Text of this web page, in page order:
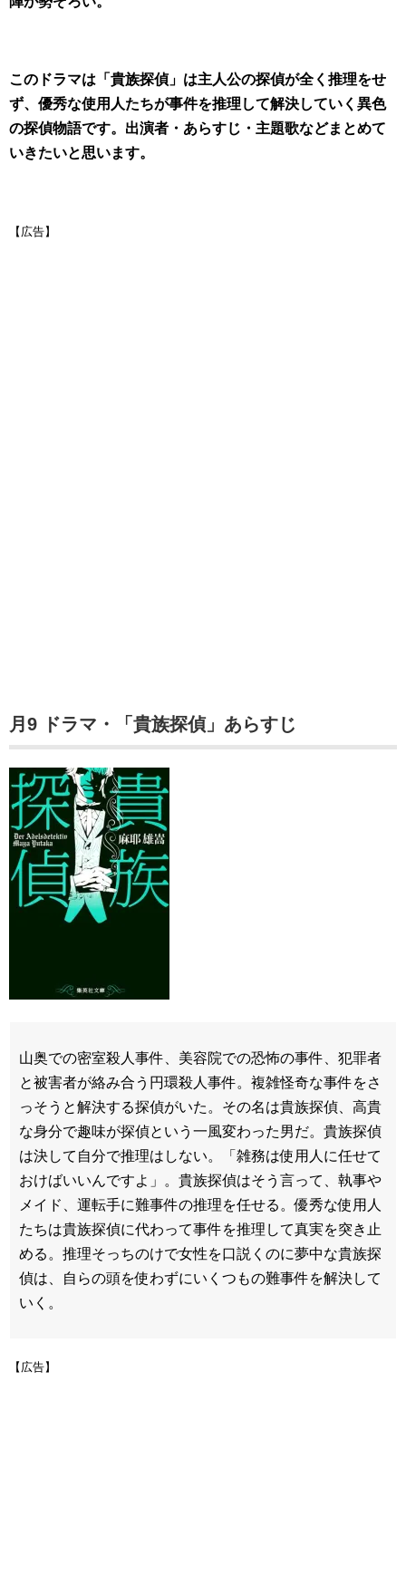
このドラマは「貴族探偵」は主人公の探偵が全く推理をせ
ず、優秀な使用人たちが事件を推理して解決していく異色
の探偵物語です。 出演者・あらすじ・主題歌などまとめて
いきたいと思います。
【広告】
月9 ドラマ・「貴族探偵」あらすじ
山奥での密室殺人事件、美容院での恐怖の事件、犯罪者
と被害者が絡み合う円環殺人事件。複雑怪奇な事件をさ
っそうと解決する探偵がいた。その名は貴族探偵、高貴
な身分で趣味が探偵という一風変わった男だ。貴族探偵
は決して自分で推理はしない。「雑務は使用人に任せて
おけばいいんですよ」。貴族探偵はそう言って、執事や
メイド、運転手に難事件の推理を任せる。優秀な使用人
たちは貴族探偵に代わって事件を推理して真実を突き止
める。推理そっちのけで女性を口説くのに夢中な貴族探
偵は、自らの頭を使わずにいくつもの難事件を解決して
いく。
【広告】